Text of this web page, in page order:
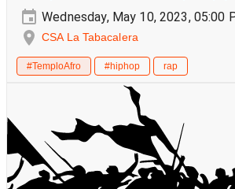
Wednesday, May 10, 2023, 05:00
CSA La Tabacalera
#TemploAfro #hiphop rap